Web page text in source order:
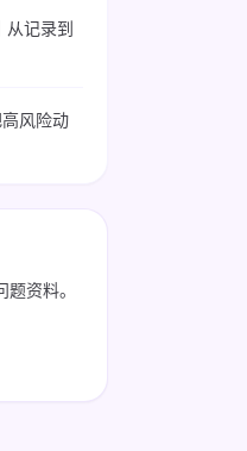
从记录到
风险动
资料。